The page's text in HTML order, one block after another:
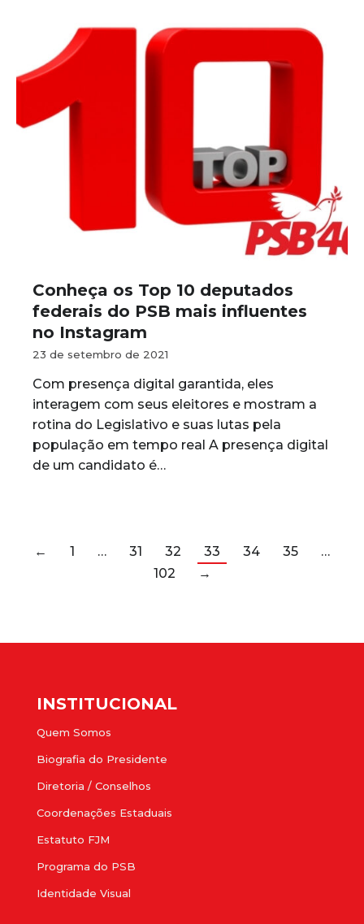
Conheça os Top 10 deputados
federais do PSB mais influentes
no Instagram
23 de setembro de 2021
Com presença digital garantida, eles
interagem com seus eleitores e mostram a
rotina do Legislativo e suas lutas pela
população em tempo real A presença digital
de um candidato é…
← 1 … 31 32 33 34 35
…
102
→
INSTITUCIONAL
Quem Somos
Biografia do Presidente
Diretoria / Conselhos
Coordenações Estaduais
Estatuto FJM
Programa do PSB
Identidade Visual